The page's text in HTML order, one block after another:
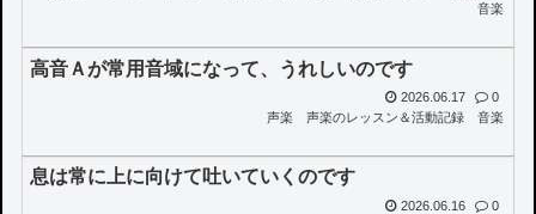
音楽
高音Ａが常用音域になって、うれしいのです
2026.06.17
0
声楽
声楽のレッスン＆活動記録 音楽
息は常に上に向けて吐いていくのです
2026.06.16
0